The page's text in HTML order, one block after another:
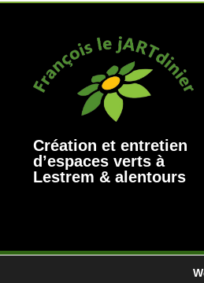
Création et entretien
d’espaces verts à
Lestrem & alentours
© 2023 François le jARTdinier –